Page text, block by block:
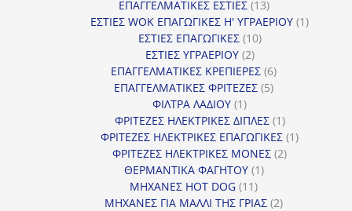
ΕΠΑΓΓΕΛΜΑΤΙΚΕΣ ΕΣΤΙΕΣ 1313
προϊόντα
ΕΣΤΙΕΣ WOK ΕΠΑΓΩΓΙΚΕΣ Η' ΥΓΡΑΕΡΙΟΥ 11
ΕΣΤΙΕΣ ΕΠΑΓΩΓΙΚΕΣ 1010
ΕΣΤΙΕΣ ΥΓΡΑΕΡΙΟΥ 22
προϊόντα
ΕΠΑΓΓΕΛΜΑΤΙΚΕΣ ΚΡΕΠΙΕΡΕΣ 66
προϊόντα
ΕΠΑΓΓΕΛΜΑΤΙΚΕΣ ΦΡΙΤΕΖΕΣ 55
ΦΙΛΤΡΑ ΛΑΔΙΟΥ 11
προϊόν
ΦΡΙΤΕΖΕΣ ΗΛΕΚΤΡΙΚΕΣ ΔΙΠΛΕΣ 11
προϊόν
ΦΡΙΤΕΖΕΣ ΗΛΕΚΤΡΙΚΕΣ ΕΠΑΓΩΓΙΚΕΣ 11
ΦΡΙΤΕΖΕΣ ΗΛΕΚΤΡΙΚΕΣ ΜΟΝΕΣ 22
ΘΕΡΜΑΝΤΙΚΑ ΦΑΓΗΤΟΥ 11
ΜΗΧΑΝΕΣ HOT DOG 1111
προϊόντα
ΜΗΧΑΝΕΣ ΓΙΑ ΜΑΛΛΙ ΤΗΣ ΓΡΙΑΣ 22